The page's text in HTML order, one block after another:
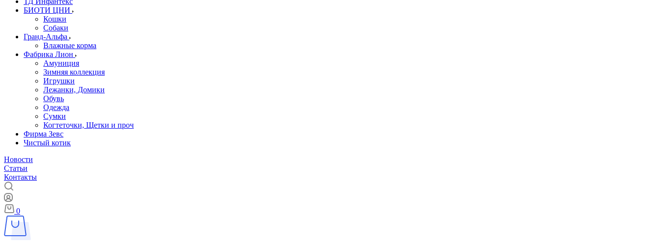
БИОТИ ЦНИ
Кошки
Собаки
Гранд-Альфа
Влажные корма
Фабрика Лион
Амуниция
Зимняя коллекция
Игрушки
Лежанки, Домики
Обувь
Одежда
Сумки
Когтеточки, Щетки и проч
Фирма Зевс
Чистый котик
Новости
Статьи
Контакты
0